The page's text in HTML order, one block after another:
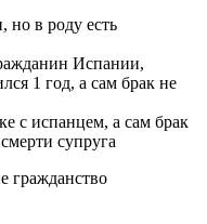
но в роду есть
Испании,
1 год, а сам брак не
с испанцем, а сам брак
супруга
гражданство